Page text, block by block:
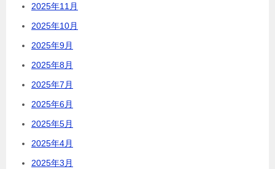
2025年11月
2025年10月
2025年9月
2025年8月
2025年7月
2025年6月
2025年5月
2025年4月
2025年3月